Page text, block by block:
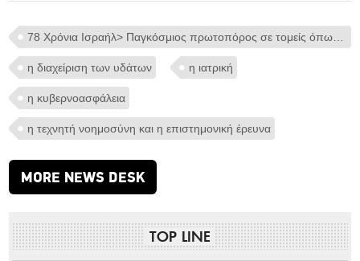
η διαχείριση των υδάτων η ιατρική
η κυβερνοασφάλεια
η τεχνητή νοημοσύνη και η επιστημονική έρευνα
MORE NEWS DESK
TOP LINE